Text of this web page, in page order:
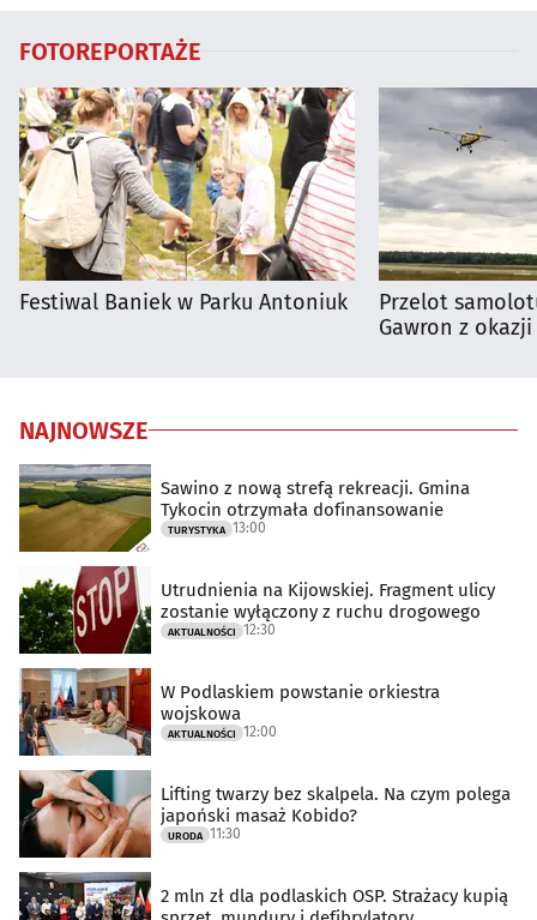
FOTOREPORTAŻE
Festiwal Baniek w Parku Antoniuk
Przelot
Gawron z
NAJNOWSZE
Sawino z nową strefą rekreacji. Gmina
Tykocin otrzymała dofinansowanie
TURYSTYKA 13:00
Utrudnienia na Kijowskiej. Fragment ulicy
zostanie wyłączony z ruchu drogowego
AKTUALNOŚCI 12:30
W Podlaskiem powstanie orkiestra
wojskowa
AKTUALNOŚCI 12:00
Lifting twarzy bez skalpela. Na czym polega
japoński masaż Kobido?
URODA 11:30
2 mln zł dla podlaskich OSP. Strażacy kupią